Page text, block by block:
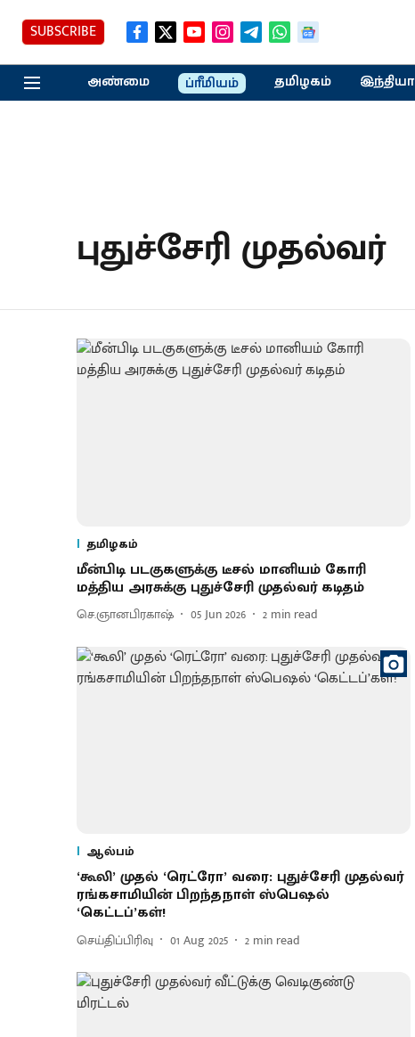
SUBSCRIBE
அண்மை ப்ரீமியம் தமிழகம் இந்தியா
புதுச்சேரி முதல்வர்
தமிழகம்
மீன்பிடி படகுகளுக்கு டீசல் மானியம் கோரி
மத்திய அரசுக்கு புதுச்சேரி முதல்வர் கடிதம்
செ.ஞானபிரகாஷ் 05 Jun 2026 2 min read
ஆல்பம்
‘கூலி’ முதல் ‘ரெட்ரோ’ வரை: புதுச்சேரி முதல்வர்
ரங்கசாமியின் பிறந்தநாள் ஸ்பெஷல்
‘கெட்டப்’கள்!
செய்திப்பிரிவு 01 Aug 2025 2 min read